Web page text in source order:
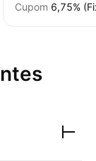
Cupom 6,75%